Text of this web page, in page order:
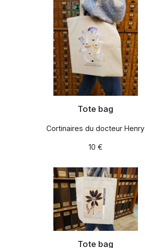
Tote bag
Cortinaires du docteur Henry
10 €
Tote bag